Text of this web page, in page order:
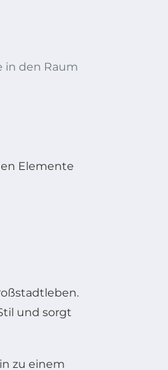
in den Raum
Elemente
und sorgt
zu einem